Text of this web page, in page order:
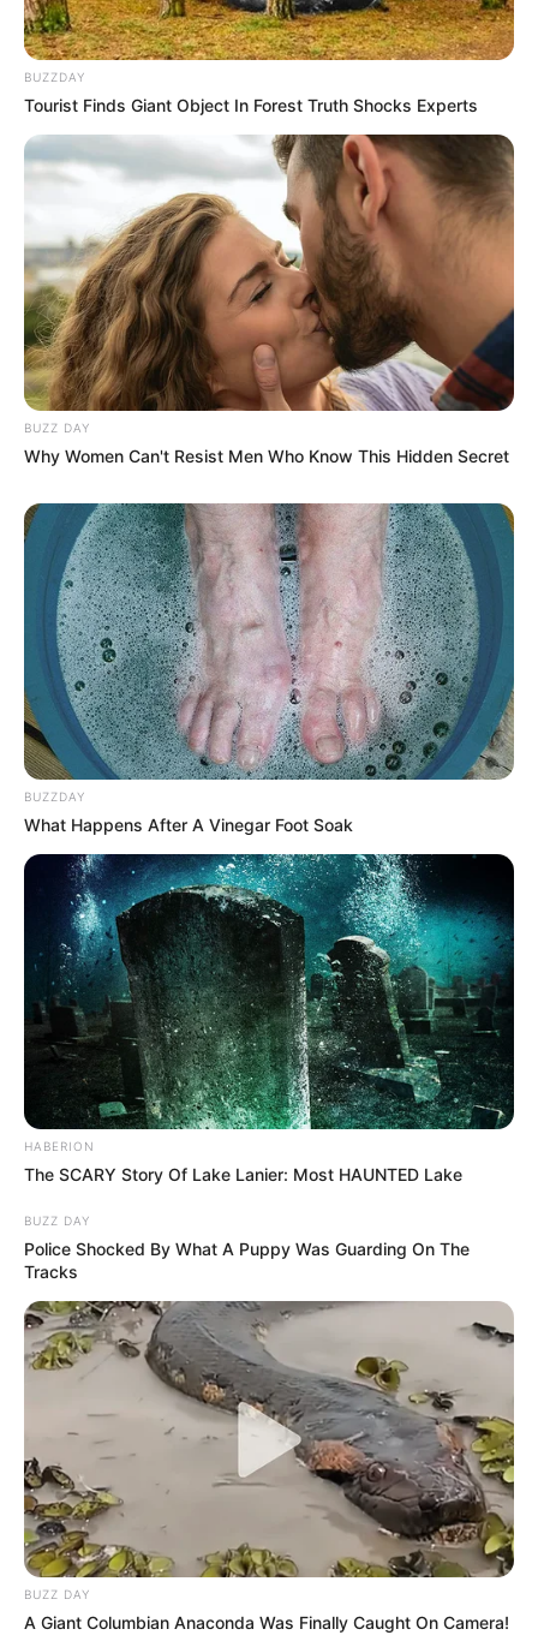
BUZZDAY
Tourist Finds Giant Object In Forest Truth Shocks Experts
BUZZ DAY
Why Women Can't Resist Men Who Know This Hidden Secret
BUZZDAY
What Happens After A Vinegar Foot Soak
HABERION
The SCARY Story Of Lake Lanier: Most HAUNTED Lake
BUZZ DAY
Police Shocked By What A Puppy Was Guarding On The
Tracks
BUZZ DAY
A Giant Columbian Anaconda Was Finally Caught On Camera!